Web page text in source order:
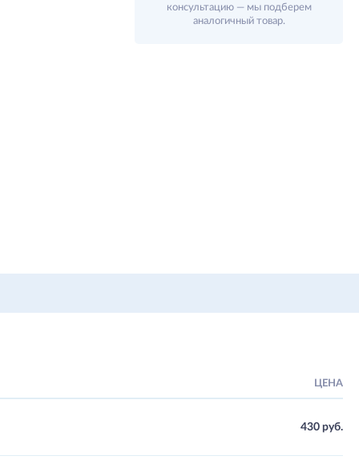
консультацию — мы подберем
аналогичный товар.
ЦЕНА
430 руб.